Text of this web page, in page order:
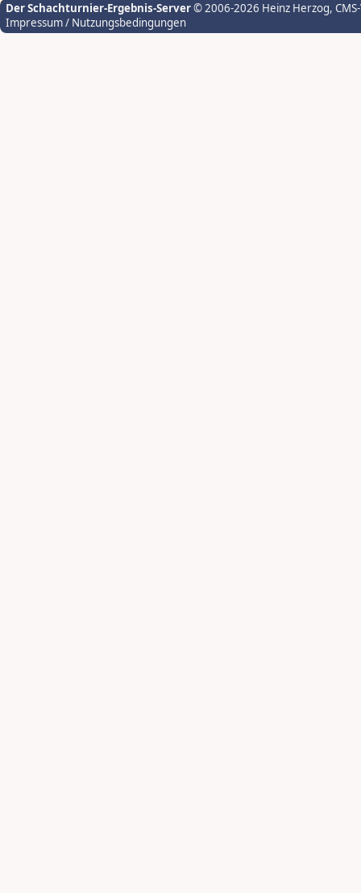
Der Schachturnier-Ergebnis-Server© 2006-2026 Heinz Herzog,
Impressum / Nutzungsbedingungen